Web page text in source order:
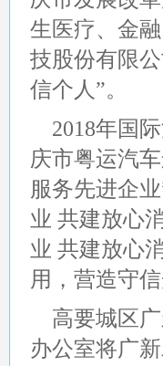
生医疗、金
技股份有限
信个人”。
2018年国
庆市粤运汽
服务先进企
业 共建放心
业 共建放心
用，营造守
高要城区
办公室将广